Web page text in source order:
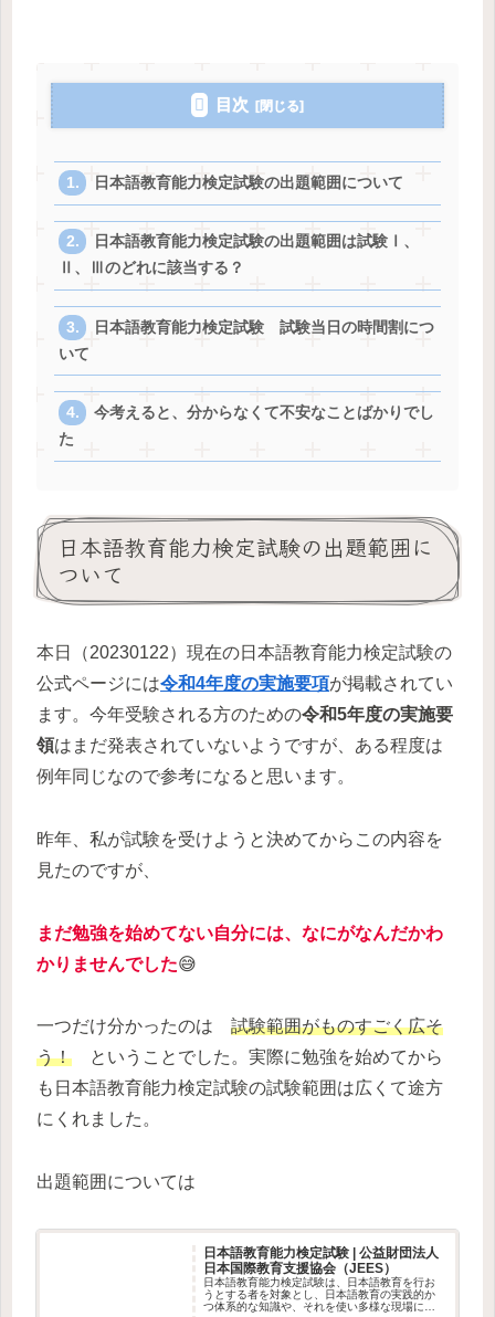
目次
日本語教育能力検定試験の出題範囲について
日本語教育能力検定試験の出題範囲は試験Ⅰ、
Ⅱ、Ⅲのどれに該当する？
日本語教育能力検定試験 試験当日の時間割につ
いて
今考えると、分からなくて不安なことばかりでし
た
日本語教育能力検定試験の出題範囲に
ついて
本日（20230122）現在の日本語教育能力検定試験の
公式ページには令和4年度の実施要項が掲載されてい
ます。今年受験される方のための令和5年度の実施要
領はまだ発表されていないようですが、ある程度は
例年同じなので参考になると思います。
昨年、私が試験を受けようと決めてからこの内容を
見たのですが、
まだ勉強を始めてない自分には、なにがなんだかわ
かりませんでした😅
一つだけ分かったのは 試験範囲がものすごく広そ
う！ ということでした。実際に勉強を始めてから
も日本語教育能力検定試験の試験範囲は広くて途方
にくれました。
出題範囲については
日本語教育能力検定試験 | 公益財団法人
日本国際教育支援協会（JEES）
日本語教育能力検定試験は、日本語教育を行お
うとする者を対象とし、日本語教育の実践的か
つ体系的な知識や、それを使い多様な現場に対